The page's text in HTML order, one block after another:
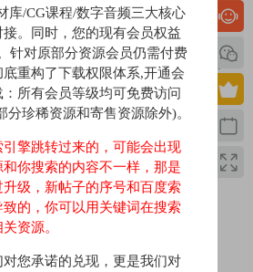
之书》
弊码》
计》
》
闻》
》
通VIP会员？
借给别人用吗？
查询？
0 0
苹果效果器
库/CG课程/数字音频三大核心
。同时，您的现有会员权益
针对原部分资源会员仍需付费
重构了下载权限体系,开通会
：所有会员等级均可免费访问
分珍稀资源和寄售资源除外)。
擎跳转过来的，可能会出现
你搜索的内容不一样，那是
级，新帖子的序号和百度索
的，你可以用关键词在搜索
资源。
您承诺的兑现，更是我们对